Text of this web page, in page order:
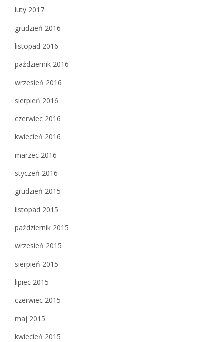
luty 2017
grudzień 2016
listopad 2016
październik 2016
wrzesień 2016
sierpień 2016
czerwiec 2016
kwiecień 2016
marzec 2016
styczeń 2016
grudzień 2015
listopad 2015
październik 2015
wrzesień 2015
sierpień 2015
lipiec 2015
czerwiec 2015
maj 2015
kwiecień 2015